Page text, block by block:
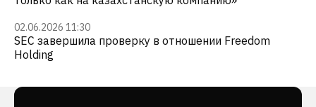
02.06.2026 11:30
SEC завершила проверку в отношении Freedom
Holding